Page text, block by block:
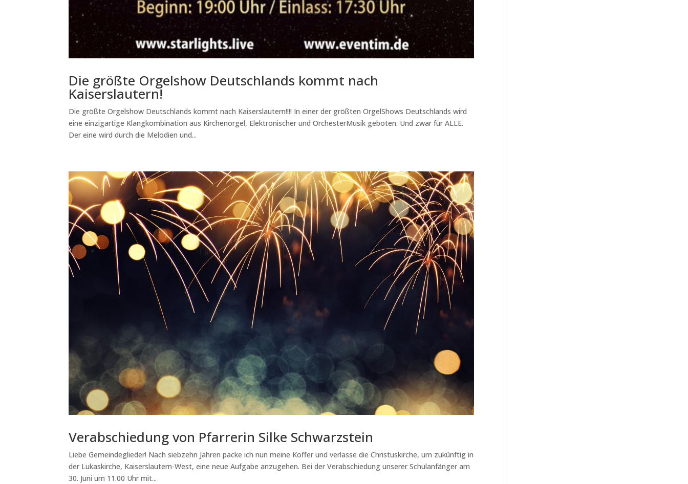
Die größte Orgelshow Deutschlands kommt nach
Kaiserslautern!
Die größte Orgelshow Deutschlands kommt nach Kaiserslautern!!!! In einer der größten OrgelShows Deutschlands wird
eine einzigartige Klangkombination aus Kirchenorgel, Elektronischer und OrchesterMusik geboten. Und zwar für ALLE.
Der eine wird durch die Melodien und...
Verabschiedung von Pfarrerin Silke Schwarzstein
Liebe Gemeindeglieder! Nach siebzehn Jahren packe ich nun meine Koffer und verlasse die Christuskirche, um zukünftig in
der Lukaskirche, Kaiserslautern-West, eine neue Aufgabe anzugehen. Bei der Verabschiedung unserer Schulanfänger am
30. Juni um 11.00 Uhr mit...